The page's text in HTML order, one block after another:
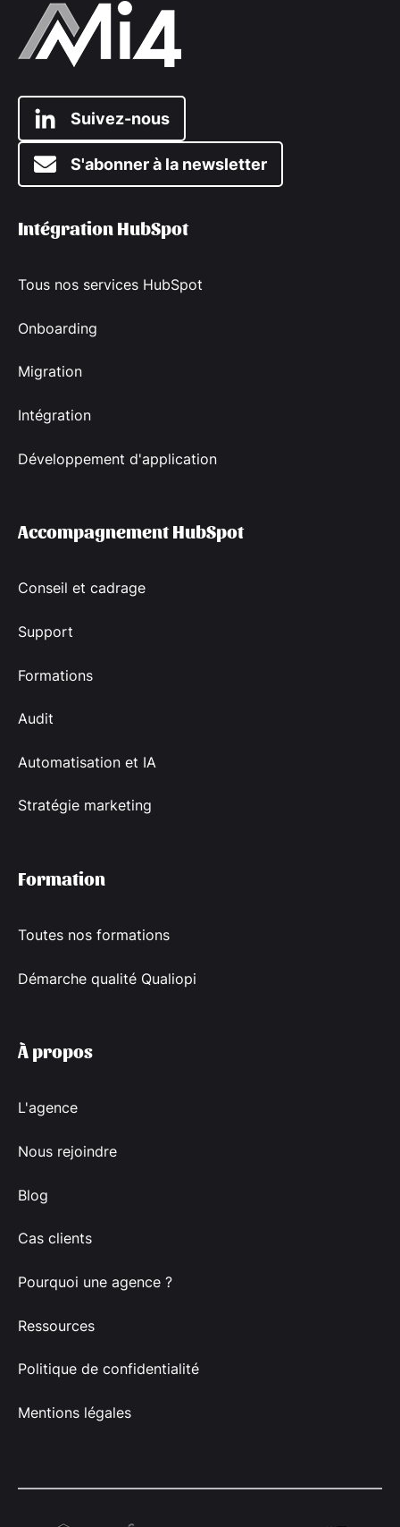
Suivez-nous
S'abonner à la newsletter
Intégration HubSpot
Tous nos services HubSpot
Onboarding
Migration
Intégration
Développement d'application
Accompagnement HubSpot
Conseil et cadrage
Support
Formations
Audit
Automatisation et IA
Stratégie marketing
Formation
Toutes nos formations
Démarche qualité Qualiopi
À propos
L'agence
Nous rejoindre
Blog
Cas clients
Pourquoi une agence ?
Ressources
Politique de confidentialité
Mentions légales